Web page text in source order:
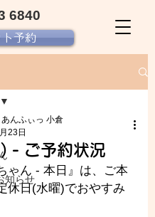
ト予約
6840‬
知らせ
- ご予約状況
んふぃっ 小倉
23日
ゃん - 本日』は、ご本
休日(水曜)でおやすみ